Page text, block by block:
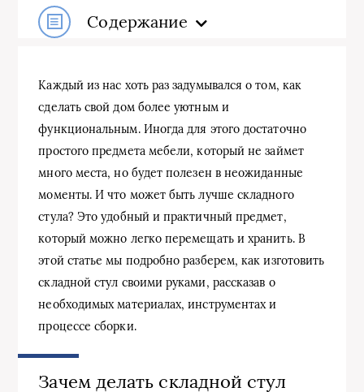
Содержание
Каждый из нас хоть раз задумывался о том, как
сделать свой дом более уютным и
функциональным. Иногда для этого достаточно
простого предмета мебели, который не займет
много места, но будет полезен в неожиданные
моменты. И что может быть лучше складного
стула? Это удобный и практичный предмет,
который можно легко перемещать и хранить. В
этой статье мы подробно разберем, как изготовить
складной стул своими руками, рассказав о
необходимых материалах, инструментах и
процессе сборки.
Зачем делать складной стул